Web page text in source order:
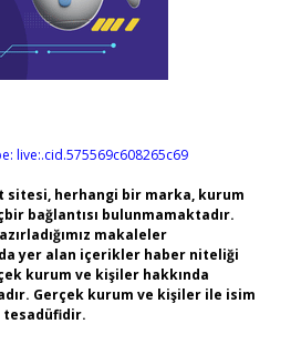
live:.cid.575569c608265c69
sitesi, herhangi bir marka, kurum
bağlantısı bulunmamaktadır.
makaleler
yer alan içerikler haber niteliği
kurum ve kişiler hakkında
Gerçek kurum ve kişiler ile isim